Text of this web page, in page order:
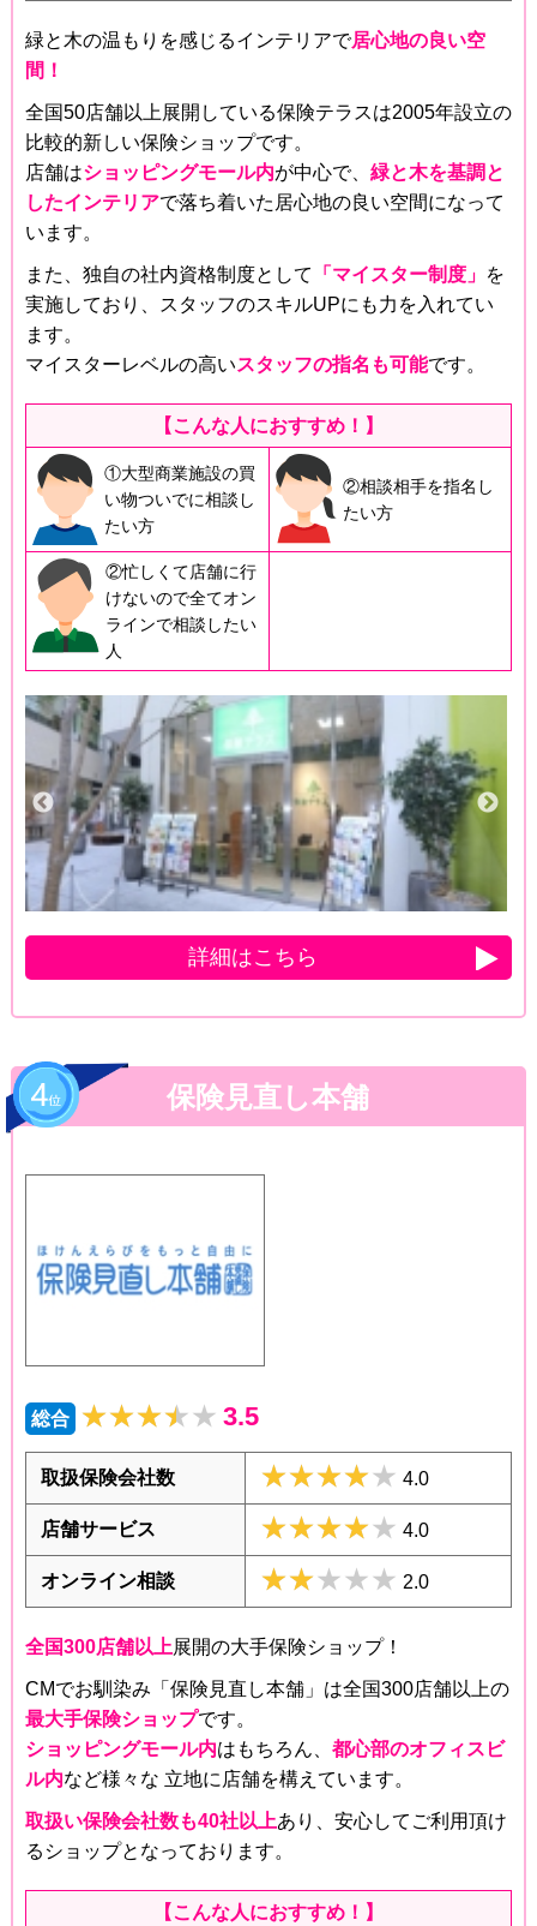
緑と木の温もりを感じるインテリアで居心地の良い空
間！
全国50店舗以上展開している保険テラスは2005年設立の
比較的新しい保険ショップです。
店舗はショッピングモール内が中心で、 緑と木を基調と
したインテリアで落ち着いた居心地の良い空間になって
います。
また、独自の社内資格制度として 「マイスター制度」 を
実施しており、スタッフのスキルUPにも力を入れてい
ます。
マイスターレベルの高いスタッフの指名も可能です。
【こんな人におすすめ！】
①大型商業施設の買
い物ついでに相談し
たい方
②相談相手を指名し
たい方
②忙しくて店舗に行
けないので全てオン
ラインで相談したい
人
詳細はこちら
保険見直し本舗
総合 ★★★★★
★★★★★ 3.5
取扱保険会社数 ★★★★★
★★★★★ 4.0
店舗サービス ★★★★★
★★★★★ 4.0
オンライン相談 ★★★★★
★★★★★ 2.0
全国300店舗以上展開の大手保険ショップ！
CMでお馴染み「保険見直し本舗」は全国300店舗以上の
最大手保険ショップです。
ショッピングモール内はもちろん、 都心部のオフィスビ
ル内など様々な 立地に店舗を構えています。
取扱い保険会社数も40社以上あり、安心してご利用頂け
るショップとなっております。
【こんな人におすすめ！】